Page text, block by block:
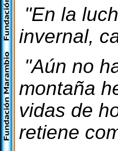
"En la
invernal,
"Aún no
montaña
vidas de
retiene